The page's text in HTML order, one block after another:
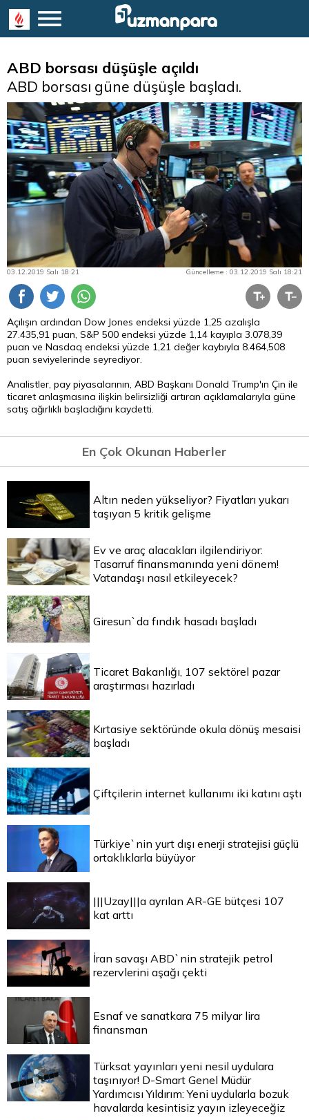
ABD borsası düşüşle açıldı
ABD borsası güne düşüşle başladı.
03.12.2019 Salı 18:21 Güncelleme : 03.12.2019 Salı 18:21
Açılışın ardından Dow Jones endeksi yüzde 1,25 azalışla
27.435,91 puan, S&P 500 endeksi yüzde 1,14 kayıpla 3.078,39
puan ve Nasdaq endeksi yüzde 1,21 değer kaybıyla 8.464,508
puan seviyelerinde seyrediyor.
Analistler, pay piyasalarının, ABD Başkanı Donald Trump'ın Çin ile
ticaret anlaşmasına ilişkin belirsizliği artıran açıklamalarıyla güne
satış ağırlıklı başladığını kaydetti.
En Çok Okunan Haberler
Altın neden yükseliyor? Fiyatları yukarı
taşıyan 5 kritik gelişme
Ev ve araç alacakları ilgilendiriyor:
Tasarruf finansmanında yeni dönem!
Vatandaşı nasıl etkileyecek?
Giresun`da fındık hasadı başladı
Ticaret Bakanlığı, 107 sektörel pazar
araştırması hazırladı
Kırtasiye sektöründe okula dönüş mesaisi
başladı
Çiftçilerin internet kullanımı iki katını aştı
Türkiye`nin yurt dışı enerji stratejisi güçlü
ortaklıklarla büyüyor
|||Uzay|||a ayrılan AR-GE bütçesi 107
kat arttı
İran savaşı ABD`nin stratejik petrol
rezervlerini aşağı çekti
Esnaf ve sanatkara 75 milyar lira
finansman
Türksat yayınları yeni nesil uydulara
taşınıyor! D-Smart Genel Müdür
Yardımcısı Yıldırım: Yeni uydularla bozuk
havalarda kesintisiz yayın izleyeceğiz